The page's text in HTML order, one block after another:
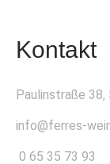
Kontakt
Paulinstraße
info@ferres-
0 65 35 73 93